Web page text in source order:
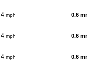
4 mph 0.6
4 mph 0.6
4 mph 0.6